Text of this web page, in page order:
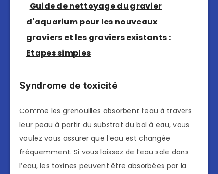
Guide de nettoyage du gravier
d'aquarium pour les nouveaux
graviers et les graviers existants :
Etapes simples
Syndrome de toxicité
Comme les grenouilles absorbent l’eau à travers
leur peau à partir du substrat du bol à eau, vous
voulez vous assurer que l’eau est changée
fréquemment. Si vous laissez de l’eau sale dans
l’eau, les toxines peuvent être absorbées par la